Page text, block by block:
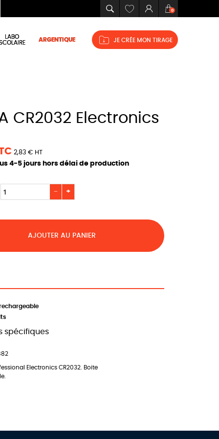
Mes
favoris
Connexion
Panier
0
LABO
ARGENTIQUE JE CRÉE MON TIRAGE
2,83 € HT
4-5 jours hors délai de production
+
−
AJOUTER AU PANIER
spécifiques
Electronics CR2032. Boite